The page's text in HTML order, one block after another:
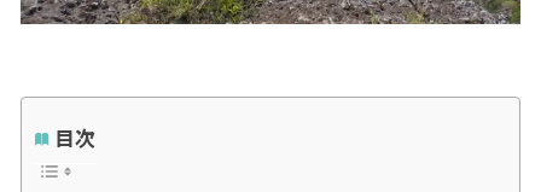
目次